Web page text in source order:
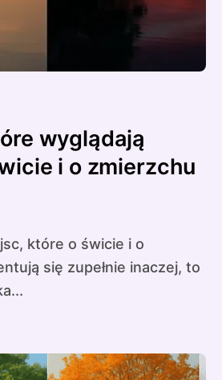
wyglądają
i o zmierzchu
się zupełnie inaczej, to